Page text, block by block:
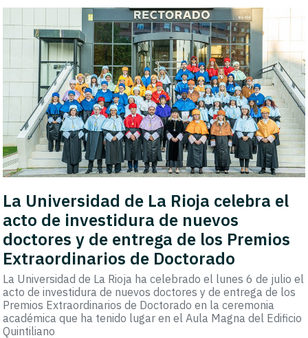
La Universidad de La Rioja celebra el
acto de investidura de nuevos
doctores y de entrega de los Premios
Extraordinarios de Doctorado
La Universidad de La Rioja ha celebrado el lunes 6 de julio el
acto de investidura de nuevos doctores y de entrega de los
Premios Extraordinarios de Doctorado en la ceremonia
académica que ha tenido lugar en el Aula Magna del Edificio
Quintiliano